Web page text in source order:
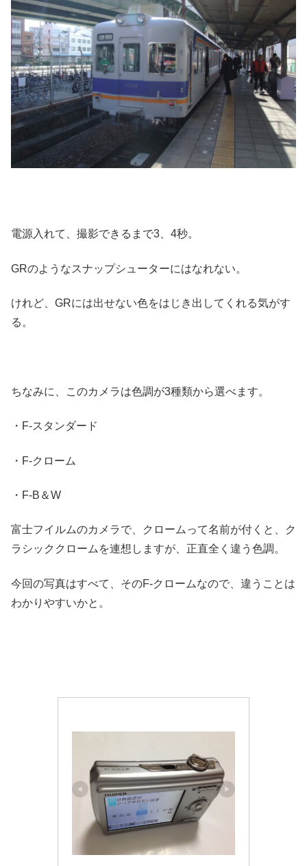
電源入れて、撮影できるまで3、4秒。
GRのようなスナップシューターにはなれない。
けれど、GRには出せない色をはじき出してくれる気がす
る。
ちなみに、このカメラは色調が3種類から選べます。
・F-スタンダード
・F-クローム
・F-B＆W
富士フイルムのカメラで、クロームって名前が付くと、ク
ラシッククロームを連想しますが、正直全く違う色調。
今回の写真はすべて、そのF-クロームなので、違うことは
わかりやすいかと。